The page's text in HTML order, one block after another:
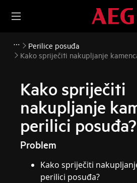
Perilice posuđa
Kako spriječiti nakupljanje
Kako spriječiti
nakupljanje
perilici posuđa?
Problem
Kako spriječiti
perilici posuđa?